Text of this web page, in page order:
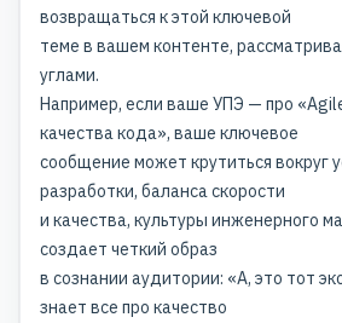
возвращаться к этой ключевой
теме в вашем контенте,
углами.
Например, если ваше УПЭ — про
качества кода», ваше ключевое
сообщение может крутиться вокруг
разработки, баланса скорости
и качества, культуры инженерного
создает четкий образ
в сознании аудитории: «А, это тот
знает все про качество